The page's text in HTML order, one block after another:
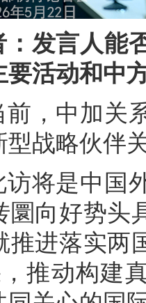
：发言人能
要活动和中
，中加关
型战略伙伴
访将是中国
圜向好势头
推进落实两
推动构建